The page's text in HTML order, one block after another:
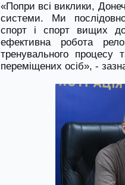
«Попри всі виклики,
системи. Ми
спорт і спорт вищих
ефективна робота
тренувального процесу
переміщених осіб», -